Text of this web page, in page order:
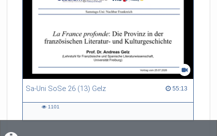
Sa-Uni SoSe 26 (13) Gelz 55:13
55:13 duration
1101